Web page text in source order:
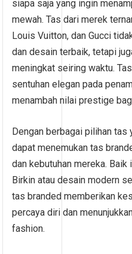
siapa saja yang ingin
mewah. Tas dari merek
Louis Vuitton, dan Gucci
dan desain terbaik, tetapi
meningkat seiring waktu.
sentuhan elegan pada
menambah nilai prestige
Dengan berbagai pilihan
dapat menemukan tas
dan kebutuhan mereka.
Birkin atau desain modern
tas branded memberikan
percaya diri dan
fashion.